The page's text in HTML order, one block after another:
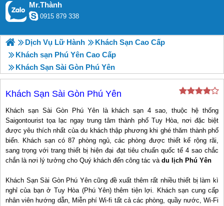
Mr.Thành
0915 879 338
Dịch Vụ Lữ Hành
Khách Sạn Cao Cấp
Khách sạn Phú Yên Cao Cấp
Khách Sạn Sài Gòn Phú Yên
Khách Sạn Sài Gòn Phú Yên
Khách sạn Sài Gòn Phú Yên là khách sạn 4 sao, thuộc hệ thống
Saigontourist tọa lạc ngay trung tâm thành phố Tuy Hòa, nơi đặc biệt
được yêu thích nhất của du khách thập phương khi ghé thăm thành phố
biển. Khách sạn có 87 phòng ngủ, các phòng được thiết kế rộng rãi,
sang trọng với trang thiết bị hiện đại đạt tiêu chuẩn quốc tế 4 sao chắc
chắn là nơi lý tưởng cho Quý khách đến công tác và du lịch Phú Yên
Khách Sạn Sài Gòn Phú Yên cũng đề xuất thêm rất nhiều thiết bị làm kì
nghỉ của bạn ở Tuy Hòa (Phú Yên) thêm tiện lợi. Khách sạn cung cấp
nhân viên hướng dẫn, Miễn phí Wi-fi tất cả các phòng, quầy nước, Wi-Fi